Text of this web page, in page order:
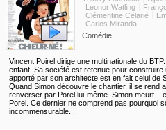
Leonor Watling
Clémentine Célarié
Carlos Miranda
Comédie
Vincent Poirel dirige une multinationale du
enfant. Sa société est retenue pour
apporté par son architecte est en fait celui de
Quand Simon découvre le chantier, il se rend
renverser par Porel lui-même. Simon meurt...
Porel. Ce dernier ne comprend pas pourquoi
incommensurable...